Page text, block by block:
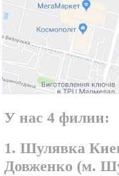
У нас 4 филии:
1. Шулявка
Довженко (м.